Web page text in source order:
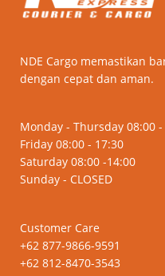
NDE Cargo memastikan
dengan cepat dan aman.
Monday - Thursday 08:00 -
Friday 08:00 - 17:30
Saturday 08:00 -14:00
Sunday - CLOSED
Customer Care
+62 877-9866-9591
+62 812-8470-3543